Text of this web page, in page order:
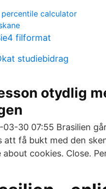
calculator
filformat
studiebidrag
otydlig
03-30 07:55 Brasilien
att få bukt med den
about cookies. Close.